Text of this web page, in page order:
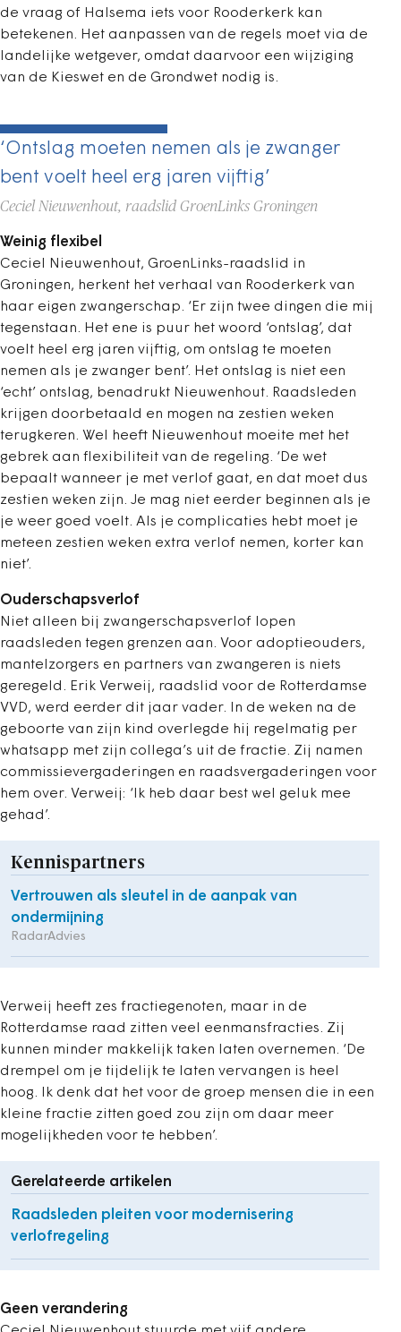
de vraag of Halsema iets voor Rooderkerk kan
betekenen. Het aanpassen van de regels moet via de
landelijke wetgever, omdat daarvoor een wijziging
van de Kieswet en de Grondwet nodig is.
‘Ontslag moeten nemen als je zwanger
bent voelt heel erg jaren vijftig’
Ceciel Nieuwenhout, raadslid GroenLinks Groningen
Weinig flexibel
Ceciel Nieuwenhout, GroenLinks-raadslid in
Groningen, herkent het verhaal van Rooderkerk van
haar eigen zwangerschap. ‘Er zijn twee dingen die mij
tegenstaan. Het ene is puur het woord ‘ontslag’, dat
voelt heel erg jaren vijftig, om ontslag te moeten
nemen als je zwanger bent’. Het ontslag is niet een
‘echt’ ontslag, benadrukt Nieuwenhout. Raadsleden
krijgen doorbetaald en mogen na zestien weken
terugkeren. Wel heeft Nieuwenhout moeite met het
gebrek aan flexibiliteit van de regeling. ‘De wet
bepaalt wanneer je met verlof gaat, en dat moet dus
zestien weken zijn. Je mag niet eerder beginnen als je
je weer goed voelt. Als je complicaties hebt moet je
meteen zestien weken extra verlof nemen, korter kan
niet’.
Ouderschapsverlof
Niet alleen bij zwangerschapsverlof lopen
raadsleden tegen grenzen aan. Voor adoptieouders,
mantelzorgers en partners van zwangeren is niets
geregeld. Erik Verweij, raadslid voor de Rotterdamse
VVD, werd eerder dit jaar vader. In de weken na de
geboorte van zijn kind overlegde hij regelmatig per
whatsapp met zijn collega’s uit de fractie. Zij namen
commissievergaderingen en raadsvergaderingen voor
hem over. Verweij: ‘Ik heb daar best wel geluk mee
gehad’.
Kennispartners
Vertrouwen als sleutel in de aanpak van
ondermijning
RadarAdvies
Verweij heeft zes fractiegenoten, maar in de
Rotterdamse raad zitten veel eenmansfracties. Zij
kunnen minder makkelijk taken laten overnemen. ‘De
drempel om je tijdelijk te laten vervangen is heel
hoog. Ik denk dat het voor de groep mensen die in een
kleine fractie zitten goed zou zijn om daar meer
mogelijkheden voor te hebben’.
Gerelateerde artikelen
Raadsleden pleiten voor modernisering
verlofregeling
Geen verandering